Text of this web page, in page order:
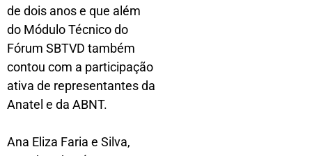
de dois anos e que além
do Módulo Técnico do
Fórum SBTVD também
contou com a participação
ativa de representantes da
Anatel e da ABNT.
Ana Eliza Faria e Silva,